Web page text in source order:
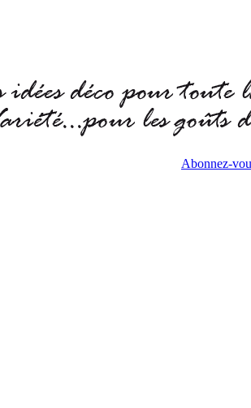
Abonnez-